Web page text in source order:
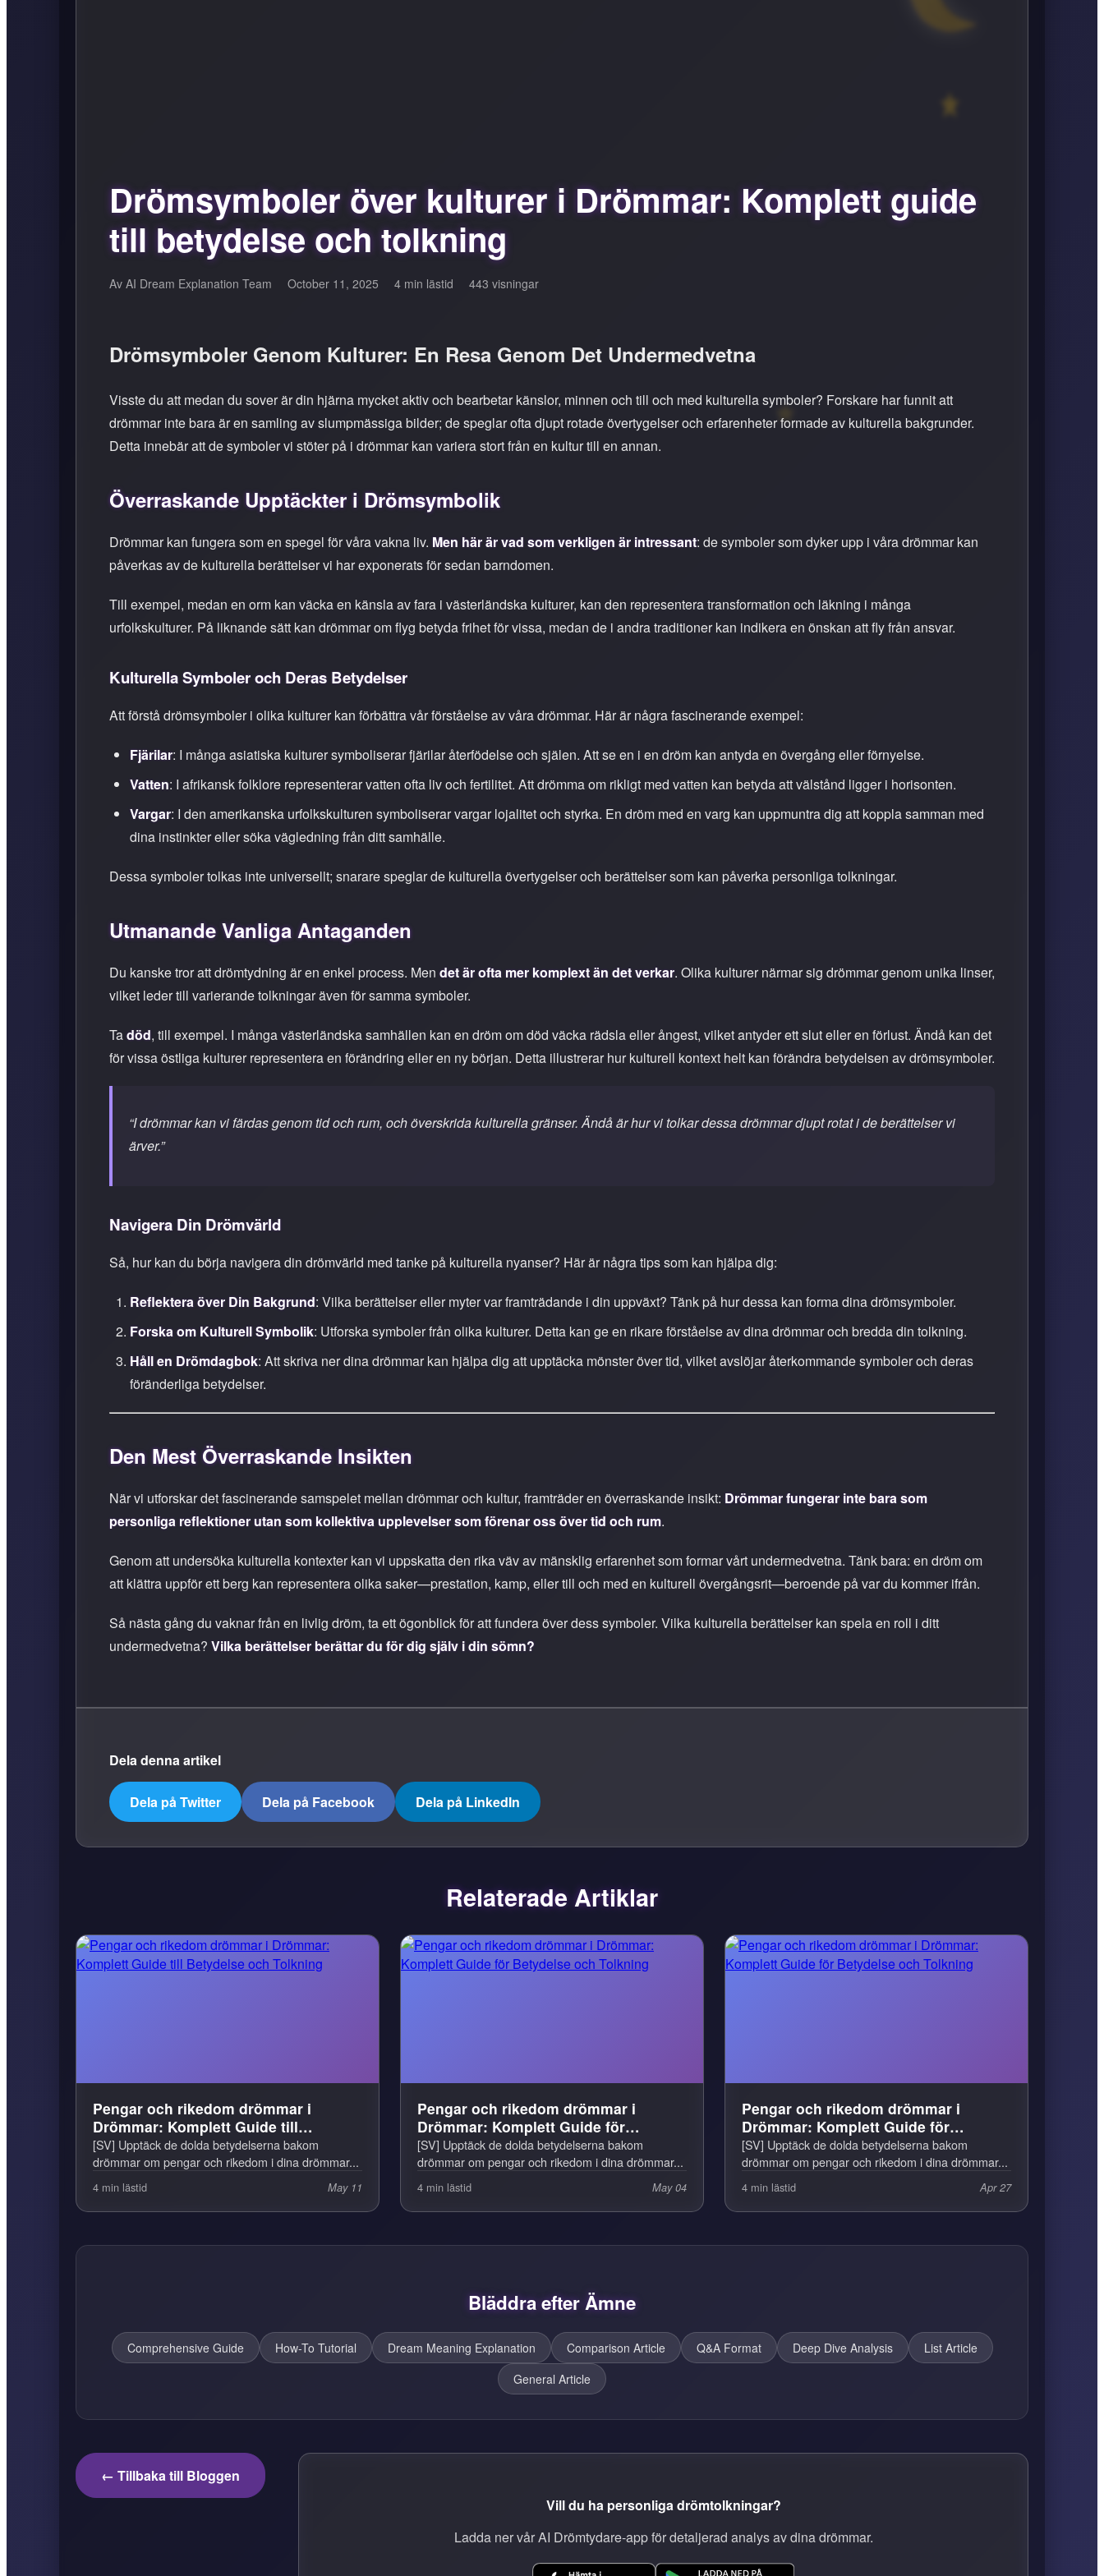
Drömsymboler över kulturer i Drömmar: Komplett guide
till betydelse och tolkning
Av AI Dream Explanation Team October 11, 2025 4 min lästid 443 visningar
Drömsymboler Genom Kulturer: En Resa Genom Det Undermedvetna
Visste du att medan du sover är din hjärna mycket aktiv och bearbetar känslor, minnen och till och med kulturella symboler? Forskare har funnit att
drömmar inte bara är en samling av slumpmässiga bilder; de speglar ofta djupt rotade övertygelser och erfarenheter formade av kulturella bakgrunder.
Detta innebär att de symboler vi stöter på i drömmar kan variera stort från en kultur till en annan.
Överraskande Upptäckter i Drömsymbolik
Drömmar kan fungera som en spegel för våra vakna liv. Men här är vad som verkligen är intressant: de symboler som dyker upp i våra drömmar kan
påverkas av de kulturella berättelser vi har exponerats för sedan barndomen.
Till exempel, medan en orm kan väcka en känsla av fara i västerländska kulturer, kan den representera transformation och läkning i många
urfolkskulturer. På liknande sätt kan drömmar om flyg betyda frihet för vissa, medan de i andra traditioner kan indikera en önskan att fly från ansvar.
Kulturella Symboler och Deras Betydelser
Att förstå drömsymboler i olika kulturer kan förbättra vår förståelse av våra drömmar. Här är några fascinerande exempel:
Fjärilar: I många asiatiska kulturer symboliserar fjärilar återfödelse och själen. Att se en i en dröm kan antyda en övergång eller förnyelse.
Vatten: I afrikansk folklore representerar vatten ofta liv och fertilitet. Att drömma om rikligt med vatten kan betyda att välstånd ligger i horisonten.
Vargar: I den amerikanska urfolkskulturen symboliserar vargar lojalitet och styrka. En dröm med en varg kan uppmuntra dig att koppla samman med
dina instinkter eller söka vägledning från ditt samhälle.
Dessa symboler tolkas inte universellt; snarare speglar de kulturella övertygelser och berättelser som kan påverka personliga tolkningar.
Utmanande Vanliga Antaganden
Du kanske tror att drömtydning är en enkel process. Men det är ofta mer komplext än det verkar. Olika kulturer närmar sig drömmar genom unika linser,
vilket leder till varierande tolkningar även för samma symboler.
Tadöd, till exempel. I många västerländska samhällen kan en dröm om död väcka rädsla eller ångest, vilket antyder ett slut eller en förlust. Ändå kan det
för vissa östliga kulturer representera en förändring eller en ny början. Detta illustrerar hur kulturell kontext helt kan förändra betydelsen av drömsymboler.
“I drömmar kan vi färdas genom tid och rum, och överskrida kulturella gränser. Ändå är hur vi tolkar dessa drömmar djupt rotat i de berättelser vi
ärver.”
Navigera Din Drömvärld
Så, hur kan du börja navigera din drömvärld med tanke på kulturella nyanser? Här är några tips som kan hjälpa dig:
Reflektera över Din Bakgrund: Vilka berättelser eller myter var framträdande i din uppväxt? Tänk på hur dessa kan forma dina drömsymboler.
Forska om Kulturell Symbolik: Utforska symboler från olika kulturer. Detta kan ge en rikare förståelse av dina drömmar och bredda din tolkning.
Håll en Drömdagbok: Att skriva ner dina drömmar kan hjälpa dig att upptäcka mönster över tid, vilket avslöjar återkommande symboler och deras
föränderliga betydelser.
Den Mest Överraskande Insikten
När vi utforskar det fascinerande samspelet mellan drömmar och kultur, framträder en överraskande insikt: Drömmar fungerar inte bara som
personliga reflektioner utan som kollektiva upplevelser som förenar oss över tid och rum.
Genom att undersöka kulturella kontexter kan vi uppskatta den rika väv av mänsklig erfarenhet som formar vårt undermedvetna. Tänk bara: en dröm om
att klättra uppför ett berg kan representera olika saker—prestation, kamp, eller till och med en kulturell övergångsrit—beroende på var du kommer ifrån.
Så nästa gång du vaknar från en livlig dröm, ta ett ögonblick för att fundera över dess symboler. Vilka kulturella berättelser kan spela en roll i ditt
undermedvetna? Vilka berättelser berättar du för dig själv i din sömn?
Dela denna artikel
Dela på Twitter Dela på Facebook Dela på LinkedIn
Relaterade Artiklar
Pengar och rikedom drömmar i
Drömmar: Komplett Guide till
Betydelse och Tolkning
[SV] Upptäck de dolda betydelserna bakom
drömmar om pengar och rikedom i dina drömmar...
4 min lästid May 11
Pengar och rikedom drömmar i
Drömmar: Komplett Guide för
Betydelse och Tolkning
[SV] Upptäck de dolda betydelserna bakom
drömmar om pengar och rikedom i dina drömmar...
4 min lästid May 04
Pengar och rikedom drömmar i
Drömmar: Komplett Guide för
Betydelse och Tolkning
[SV] Upptäck de dolda betydelserna bakom
drömmar om pengar och rikedom i dina drömmar...
4 min lästid Apr 27
Bläddra efter Ämne
Comprehensive Guide How-To Tutorial Dream Meaning Explanation Comparison Article Q&A Format Deep Dive Analysis
List Article
General Article
← Tillbaka till Bloggen
Vill du ha personliga drömtolkningar?
Ladda ner vår AI Drömtydare-app för detaljerad analys av dina drömmar.